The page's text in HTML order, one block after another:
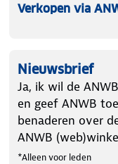
Verkopen via
Nieuwsbrief
Ja, ik wil de
en geef ANWB
benaderen over
ANWB
*Alleen voor leden